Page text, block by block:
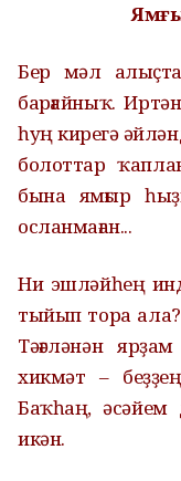
Бер мәл
барғайныҡ.
һуң кирегә
болоттар
бына ямғыр
осланмаған...
Ни эшләйһең
тыйып тора
Тәғәләнән
хикмәт –
Баҡһаң, әсәйем
икән.